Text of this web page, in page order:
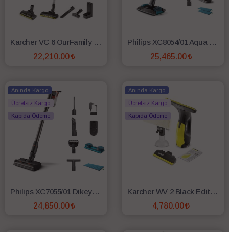
Karcher VC 6 OurFamily Limited Edition 25.2 V Dikey Şarjlı Süpürge
22,210.00
Philips XC8054/01 Aqua Plus Dikey Şarjlı Süpürge
25,465.00
Anında Kargo
Ücretsiz Kargo
Kapıda Ödeme
Philips XC7055/01 Dikey Şarjlı Süpürge
24,850.00
Anında Kargo
Ücretsiz Kargo
Kapıda Ödeme
Karcher WV 2 Black Edition Cam Temizleme Makinesi
4,780.00